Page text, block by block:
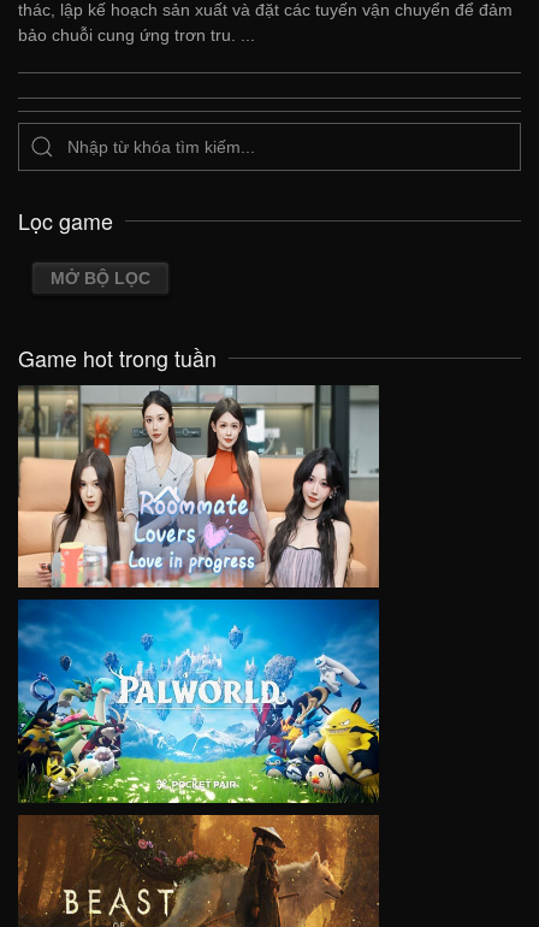
thác, lập kế hoạch sản xuất và đặt các tuyến vận chuyển để đảm
bảo chuỗi cung ứng trơn tru. ...
Lọc game
MỞ BỘ LỌC
Game hot trong tuần
VIEW
VIEW
VIEW